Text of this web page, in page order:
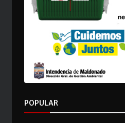
POPULAR